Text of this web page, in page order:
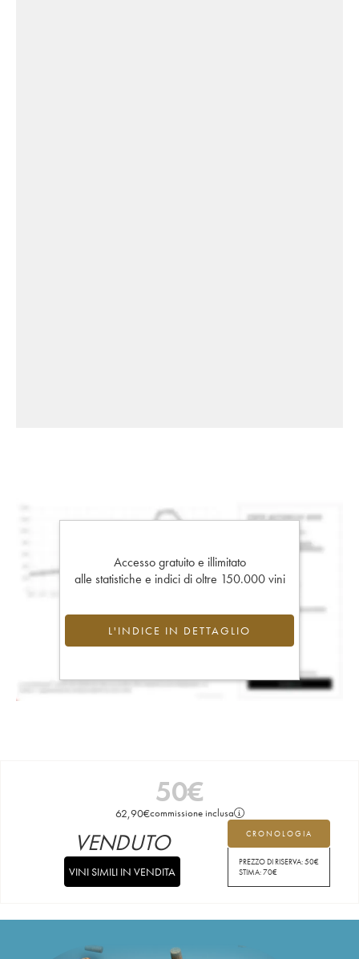
Accesso gratuito e illimitato
alle statistiche e indici di oltre 150.000 vini
L'INDICE IN DETTAGLIO
50€
62,90€commissione inclusa
CRONOLOGIA
PREZZO DI RISERVA:50€
STIMA:70€
VENDUTO
VINI SIMILI IN VENDITA